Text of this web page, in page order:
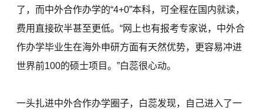
了，而中外合作办学的“4+0”本科，可全程在国内就读，
费用直接砍半甚至更低。“网上也有报考专家说，中外合
作办学毕业生在海外申研方面有天然优势，更容易冲进
世界前100的硕士项目。”白蕊很心动。
一头扎进中外合作办学圈子，白蕊发现，自己进入了一